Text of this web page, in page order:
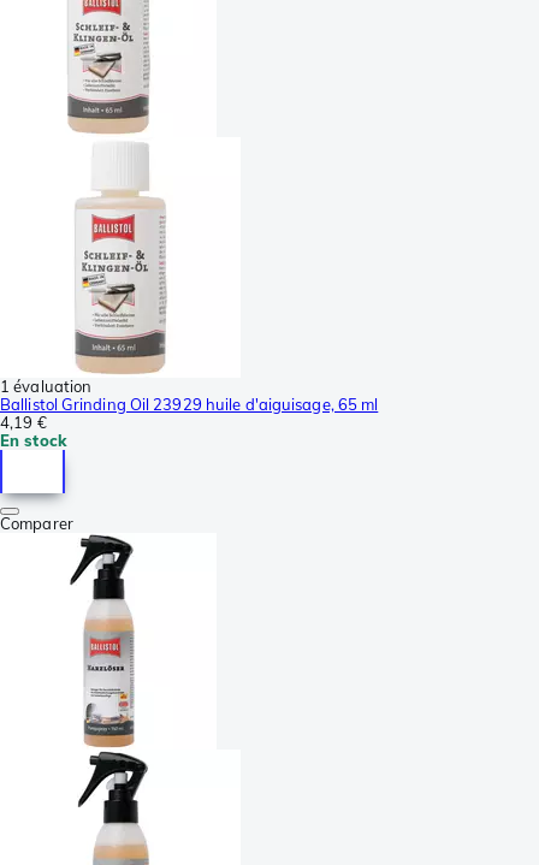
1 évaluation
Ballistol Grinding Oil 23929 huile d'aiguisage, 65 ml
4,19 €
En stock
Comparer